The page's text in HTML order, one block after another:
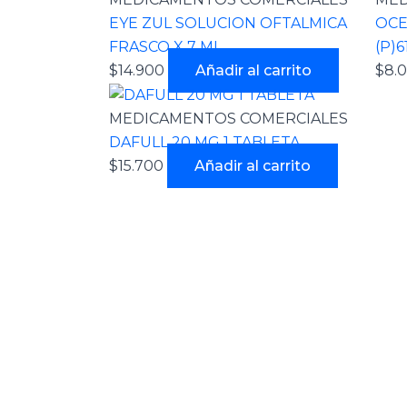
EYE ZUL SOLUCION OFTALMICA
FRASCO X 7 ML
$14.900 Añadir al carrito
$
MEDICAMENTOS COMERCIALES
DAFULL 20 MG 1 TABLETA
$15.700 Añadir al carrito